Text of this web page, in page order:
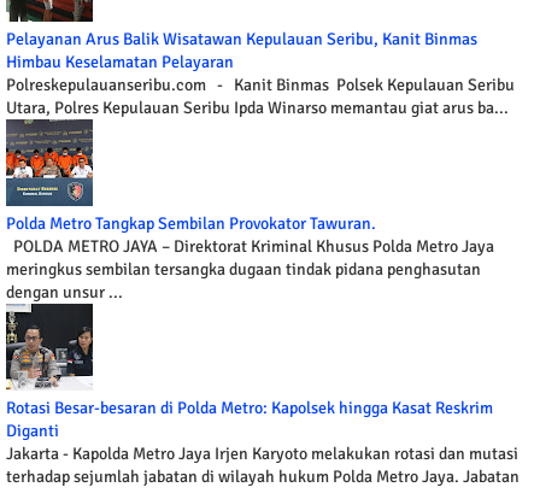
Pelayanan Arus Balik Wisatawan Kepulauan Seribu, Kanit Binmas
Himbau Keselamatan Pelayaran
Polreskepulauanseribu.com - Kanit Binmas Polsek Kepulauan Seribu
Utara, Polres Kepulauan Seribu Ipda Winarso memantau giat arus ba...
Polda Metro Tangkap Sembilan Provokator Tawuran.
POLDA METRO JAYA – Direktorat Kriminal Khusus Polda Metro Jaya
meringkus sembilan tersangka dugaan tindak pidana penghasutan
dengan unsur ...
Rotasi Besar-besaran di Polda Metro: Kapolsek hingga Kasat Reskrim
Diganti
Jakarta - Kapolda Metro Jaya Irjen Karyoto melakukan rotasi dan mutasi
terhadap sejumlah jabatan di wilayah hukum Polda Metro Jaya. Jabatan